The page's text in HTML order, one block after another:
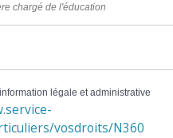
chargé de l'éducation
légale et administrative
vosdroits/N360